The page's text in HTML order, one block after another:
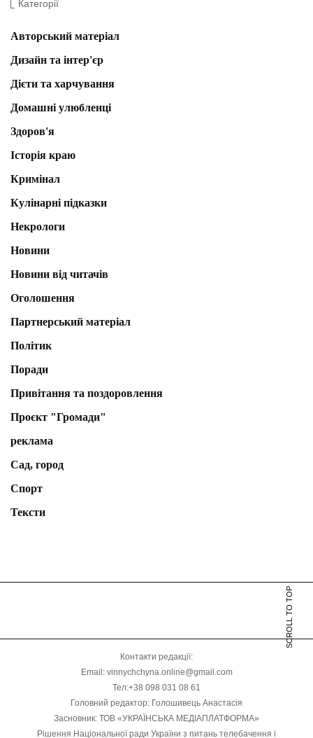
Категорії
Авторський матеріал
Дизайн та інтер'єр
Дієти та харчування
Домашні улюбленці
Здоров'я
Історія краю
Кримінал
Кулінарні підказки
Некрологи
Новини
Новини від читачів
Оголошення
Партнерський матеріал
Політик
Поради
Привітання та поздоровлення
Проєкт "Громади"
реклама
Сад, город
Спорт
Тексти
SCROLL TO TOP
Контакти редакції:
Email: vinnychchyna.online@gmail.com
Тел:+38 098 031 08 61
Головний редактор: Голошивець Анастасія
Засновник: ТОВ «УКРАЇНСЬКА МЕДІАПЛАТФОРМА»
Рішення Національної ради України з питань телебачення і